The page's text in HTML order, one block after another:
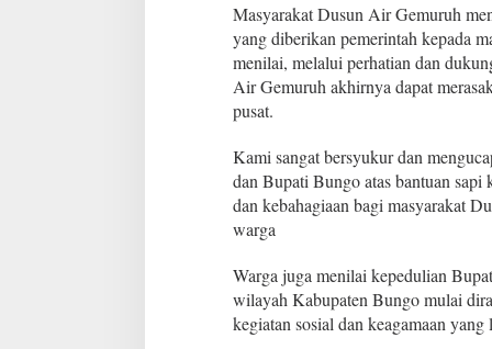
B
a
n
t
u
S
a
p
i
r
b
a
n
Masyarakat Dusun Air Gemuruh
yang diberikan pemerintah kepada
menilai, melalui perhatian dan
Air Gemuruh akhirnya dapat
pusat.
Kami sangat bersyukur dan
dan Bupati Bungo atas bantuan
dan kebahagiaan bagi masyarakat
warga
Warga juga menilai kepedulian
wilayah Kabupaten Bungo mulai
kegiatan sosial dan keagamaan